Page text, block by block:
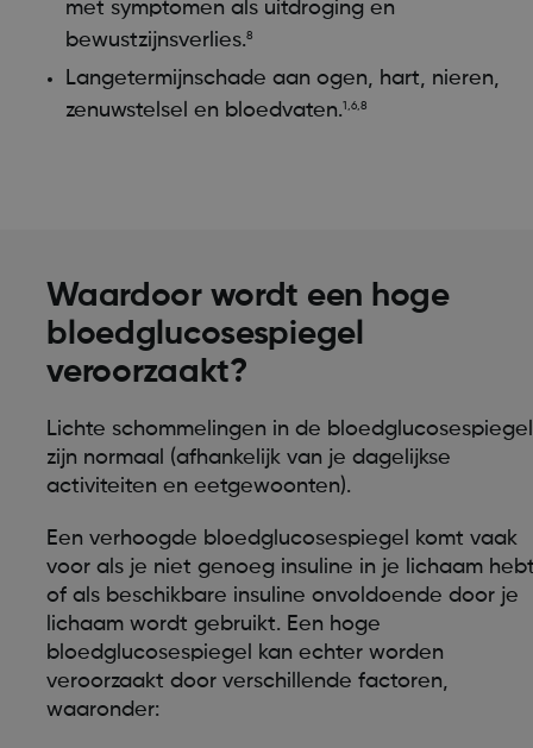
met symptomen als uitdroging en
bewustzijnsverlies.8
Langetermijnschade aan ogen, hart, nieren,
zenuwstelsel en bloedvaten.1,6,8
Waardoor wordt een hoge
bloedglucosespiegel
veroorzaakt?
Lichte schommelingen in de bloedglucosespiegel
zijn normaal (afhankelijk van je dagelijkse
activiteiten en eetgewoonten).
Een verhoogde bloedglucosespiegel komt vaak
voor als je niet genoeg insuline in je lichaam
of als beschikbare insuline onvoldoende door je
lichaam wordt gebruikt. Een hoge
bloedglucosespiegel kan echter worden
veroorzaakt door verschillende factoren,
waaronder: